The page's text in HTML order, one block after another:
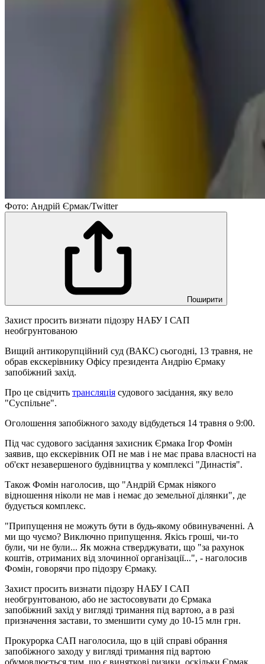
Фото: Андрій Єрмак/Twitter
Поширити
Захист просить визнати підозру НАБУ І САП
необгрунтованою
Вищий антикорупційний суд (ВАКС) сьогодні, 13 травня, не
обрав екскерівнику Офісу президента Андрію Єрмаку
запобіжний захід.
Про це свідчить трансляція судового засідання, яку вело
"Суспільне".
Оголошення запобіжного заходу відбудеться 14 травня о 9:00.
Під час судового засідання захисник Єрмака Ігор Фомін
заявив, що екскерівник ОП не мав і не має права власності на
об'єкт незавершеного будівництва у комплексі "Династія".
Також Фомін наголосив, що "Андрій Єрмак ніякого
відношення ніколи не мав і немає до земельної ділянки", де
будується комплекс.
"Припущення не можуть бути в будь-якому обвинуваченні. А
ми що чуємо? Виключно припущення. Якісь гроші, чи-то
були, чи не були... Як можна стверджувати, що "за рахунок
коштів, отриманих від злочинної організації...", - наголосив
Фомін, говорячи про підозру Єрмаку.
Захист просить визнати підозру НАБУ І САП
необгрунтованою, або не застосовувати до Єрмака
запобіжний захід у вигляді тримання під вартою, а в разі
призначення застави, то зменшити суму до 10-15 млн грн.
Прокурорка САП наголосила, що в цій справі обрання
запобіжного заходу у вигляді тримання під вартою